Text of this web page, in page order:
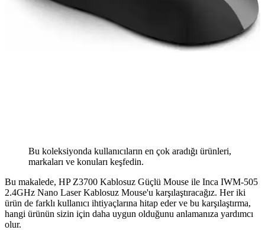
Bu koleksiyonda kullanıcıların en çok aradığı ürünleri,
markaları ve konuları keşfedin.
Bu makalede, HP Z3700 Kablosuz Güçlü Mouse ile Inca IWM-505
2.4GHz Nano Laser Kablosuz Mouse'u karşılaştıracağız. Her iki
ürün de farklı kullanıcı ihtiyaçlarına hitap eder ve bu karşılaştırma,
hangi ürünün sizin için daha uygun olduğunu anlamanıza yardımcı
olur.